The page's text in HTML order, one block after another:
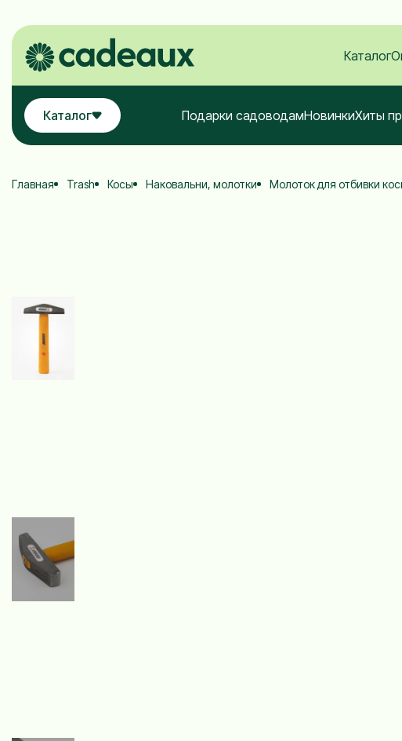
Каталог
Каталог Подарки садоводамНовинкиХиты
Главная Trash Косы Наковальни, молотки Молоток для отбивки